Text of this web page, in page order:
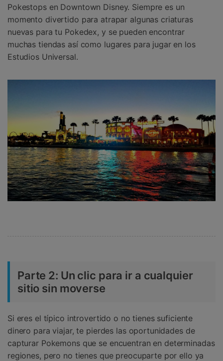
Pokestops en Downtown Disney. Siempre es un
momento divertido para atrapar algunas criaturas
nuevas para tu Pokedex, y se pueden encontrar
muchas tiendas así como lugares para jugar en los
Estudios Universal.
Parte 2: Un clic para ir a cualquier
sitio sin moverse
Si eres el típico introvertido o no tienes suficiente
dinero para viajar, te pierdes las oportunidades de
capturar Pokemons que se encuentran en determinadas
regiones, pero no tienes que preocuparte por ello ya